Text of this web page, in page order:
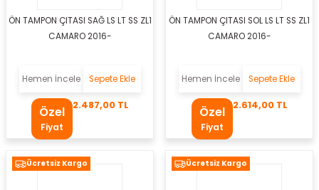
Motoru
ÖN TAMPON ÇITASI SAĞ LS LT SS ZL1
CAMARO 2016-
Hemen İncele Sepete Ekle
Özel
Fiyat
2.487,00 TL
ÖN TAMPON ÇITASI SOL LS LT SS ZL1
CAMARO 2016-
Hemen İncele Sepete Ekle
Özel
Fiyat
2.614,00 TL
Ücretsiz Kargo Ücretsiz Kargo